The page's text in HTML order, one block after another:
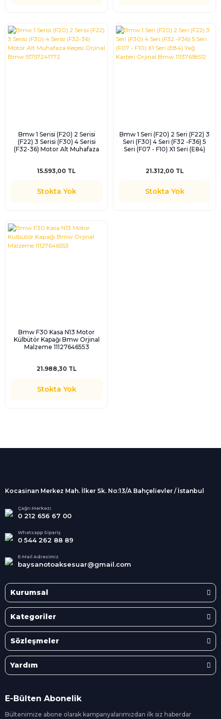
Bmw 1 Serisi (F20) 2 Serisi
(F22) 3 Serisi (F30) 4 Serisi
(F32-36) Motor Alt Muhafaza
15.593,00 TL
Stokta Yok
Bmw 1 Seri (F20) 2 Seri (F22) 3
Seri (F30) 4 Seri (F32 -F36) 5
Seri (F07 - F10) X1 Seri (E84)
21.312,00 TL
Stokta Yok
Bmw F30 Kasa N13 Motor
Külbütör Kapağı Bmw Orjinal
Malzeme 11127646553
21.988,30 TL
Stokta Yok
Alışveriş
kargolanmaktadır.
Tüm Kredi Kartlarına taksit
seçenekleri
Kocasinan Merkez Mah. İlker Sk. No:13/A Bahçelievler / İstanbul
Çağrı Merkezi
0 212 656 67 00
Whatsapp Sipariş
0 544 262 88 89
E-Mail Adresimiz
baysanotoaksesuar@gmail.com
Kurumsal
Kategoriler
Sözleşmeler
Yardım
E-Bülten Abonelik
Bültenimize abone olarak kampanyalarımızdan ilk siz haberdar